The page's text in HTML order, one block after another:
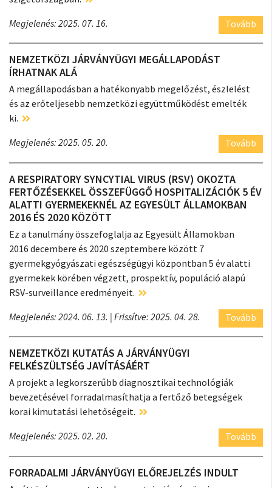
Megjelenés: 2025. 07. 16.
Tovább
NEMZETKÖZI JÁRVÁNYÜGYI MEGÁLLAPODÁST
ÍRHATNAK ALÁ
A megállapodásban a hatékonyabb megelőzést, észlelést
és az erőteljesebb nemzetközi együttműködést emelték
ki.
Megjelenés: 2025. 05. 20.
Tovább
A RESPIRATORY SYNCYTIAL VIRUS (RSV) OKOZTA
FERTŐZÉSEKKEL ÖSSZEFÜGGŐ HOSPITALIZÁCIÓK 5 ÉV
ALATTI GYERMEKEKNÉL AZ EGYESÜLT ÁLLAMOKBAN
2016 ÉS 2020 KÖZÖTT
Ez a tanulmány összefoglalja az Egyesült Államokban
2016 decembere és 2020 szeptembere között 7
gyermekgyógyászati egészségügyi központban 5 év alatti
gyermekek körében végzett, prospektív, populáció alapú
RSV-surveillance eredményeit.
Megjelenés: 2024. 06. 13. | Frissítve: 2025. 04. 28. Tovább
NEMZETKÖZI KUTATÁS A JÁRVÁNYÜGYI
FELKÉSZÜLTSÉG JAVÍTÁSÁÉRT
A projekt a legkorszerűbb diagnosztikai technológiák
bevezetésével forradalmasíthatja a fertőző betegségek
korai kimutatási lehetőségeit.
Megjelenés: 2025. 02. 20.
Tovább
FORRADALMI JÁRVÁNYÜGYI ELŐREJELZÉS INDULT